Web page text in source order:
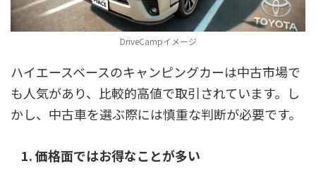
DriveCampイメージ
ハイエースベースのキャンピングカーは中古市場で
も人気があり、比較的高値で取引されています。し
かし、中古車を選ぶ際には慎重な判断が必要です。
1. 価格面ではお得なことが多い